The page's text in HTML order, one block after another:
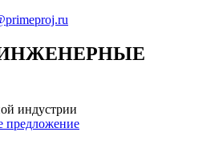
ИНЖЕНЕРНЫЕ
индустрии
предложение